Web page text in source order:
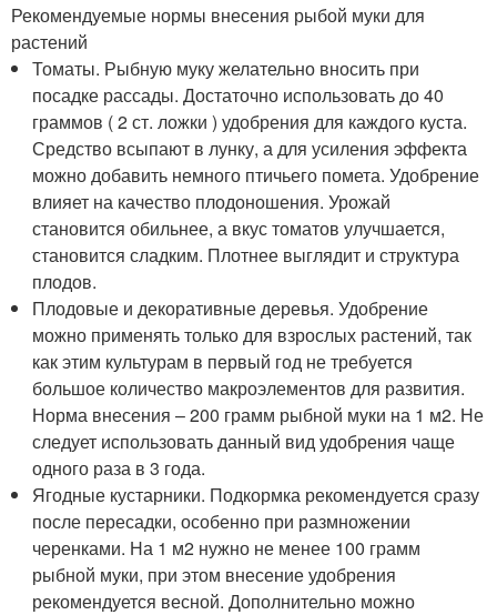
Рекомендуемые нормы внесения рыбой муки для
растений
Томаты. Рыбную муку желательно вносить при
посадке рассады. Достаточно использовать до 40
граммов ( 2 ст. ложки ) удобрения для каждого куста.
Средство всыпают в лунку, а для усиления эффекта
можно добавить немного птичьего помета. Удобрение
влияет на качество плодоношения. Урожай
становится обильнее, а вкус томатов улучшается,
становится сладким. Плотнее выглядит и структура
плодов.
Плодовые и декоративные деревья. Удобрение
можно применять только для взрослых растений, так
как этим культурам в первый год не требуется
большое количество макроэлементов для развития.
Норма внесения – 200 грамм рыбной муки на 1 м2. Не
следует использовать данный вид удобрения чаще
одного раза в 3 года.
Ягодные кустарники. Подкормка рекомендуется сразу
после пересадки, особенно при размножении
черенками. На 1 м2 нужно не менее 100 грамм
рыбной муки, при этом внесение удобрения
рекомендуется весной. Дополнительно можно